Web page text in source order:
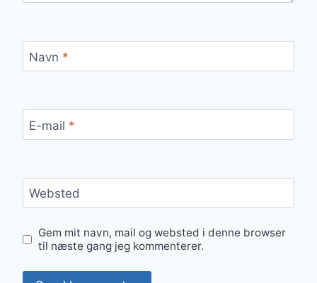
Navn *
E-mail *
Websted
Gem mit navn, mail og websted i denne browser
til næste gang jeg kommenterer.